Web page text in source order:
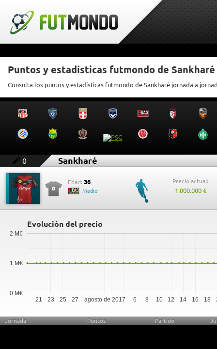
Puntos y estadísticas futmondo de Sankharé
Consulta los puntos y estadísticas futmondo de Sankharé jornada a
0 Sankharé
0
Edad: 36
Medio
Precio actual:
1.000.000 €
Evolución del precio
agosto de 2017
21 23 25 27 6 8 10 12 14 16 18
0 M€
1 M€
2 M€
Jornada Puntos Partido